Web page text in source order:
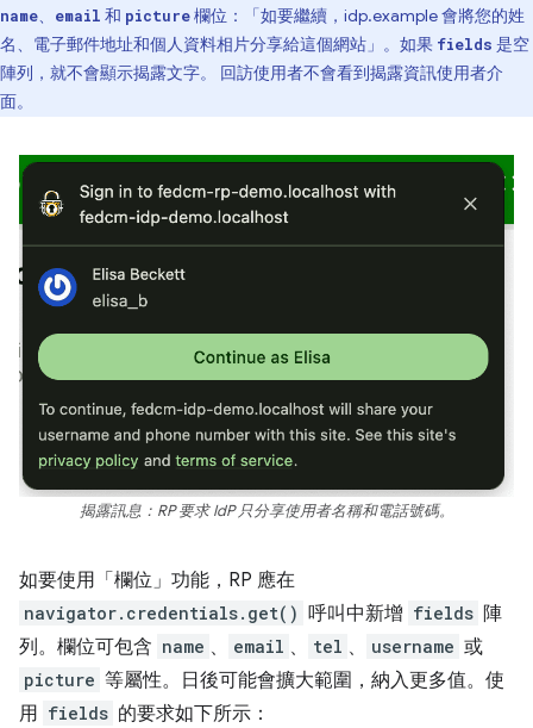
name、 email 和 picture欄位：「如要繼續，idp.example 會將您的姓
名、電子郵件地址和個人資料相片分享給這個網站」。如果 fields 是空
陣列，就不會顯示揭露文字。 回訪使用者不會看到揭露資訊使用者介
面。
揭露訊息：RP 要求 IdP 只分享使用者名稱和電話號碼。
如要使用「欄位」功能，RP 應在
navigator.credentials.get() 呼叫中新增 fields 陣
列。欄位可包含 name 、 email 、 tel 、 username 或
picture 等屬性。日後可能會擴大範圍，納入更多值。使
用 fields 的要求如下所示：